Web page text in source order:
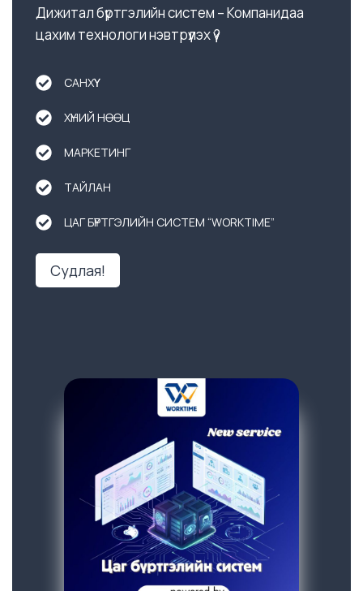
Дижитал бүртгэлийн систем – Компанидаа
цахим технологи нэвтрүүлэх үү?
САНХҮҮ
ХҮНИЙ НӨӨЦ
МАРКЕТИНГ
ТАЙЛАН
ЦАГ БҮРТГЭЛИЙН СИСТЕМ “WORKTIME”
Судлая!